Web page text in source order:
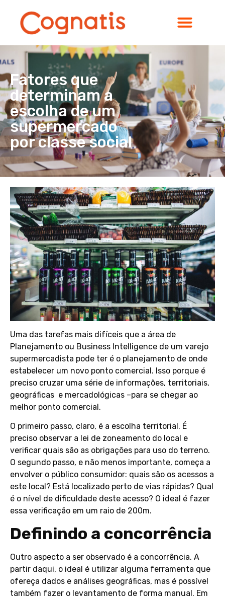
Fatores que
determinam a
escolha de um
supermercado
por classe social
Uma das tarefas mais difíceis que a área de
Planejamento ou Business Intelligence de um varejo
supermercadista pode ter é o planejamento de onde
estabelecer um novo ponto comercial. Isso porque é
preciso cruzar uma série de informações, territoriais,
geográficas e mercadológicas –para se chegar ao
melhor ponto comercial.
O primeiro passo, claro, é a escolha territorial. É
preciso observar a lei de zoneamento do local e
verificar quais são as obrigações para uso do terreno.
O segundo passo, e não menos importante, começa a
envolver o público consumidor: quais são os acessos a
este local? Está localizado perto de vias rápidas? Qual
é o nível de dificuldade deste acesso? O ideal é fazer
essa verificação em um raio de 200m.
Definindo a concorrência
Outro aspecto a ser observado é a concorrência. A
partir daqui, o ideal é utilizar alguma ferramenta que
ofereça dados e análises geográficas, mas é possível
também fazer o levantamento de forma manual. Em